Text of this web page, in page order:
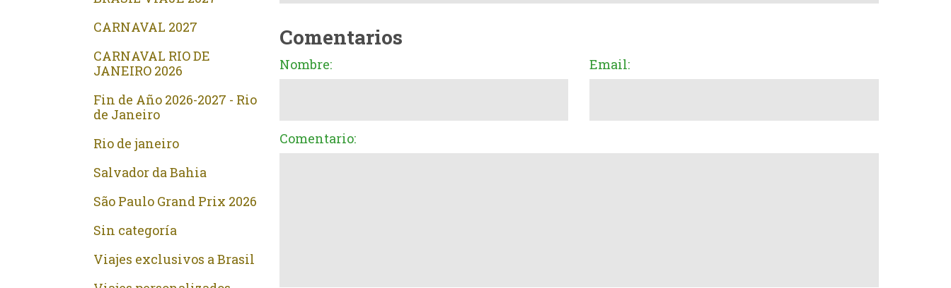
CARNAVAL 2027
CARNAVAL RIO DE
JANEIRO 2026
Fin de Año 2026-2027 - Rio
de Janeiro
Rio de janeiro
Salvador da Bahia
São Paulo Grand Prix 2026
Sin categoría
Viajes exclusivos a Brasil
Comentarios
Nombre: Email:
Comentario: